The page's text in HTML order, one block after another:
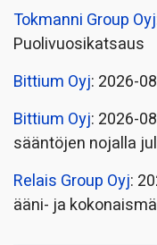
Tokmanni Group Oyj
Puolivuosikatsaus
Bittium Oyj: 2026-
Bittium Oyj: 2026-
sääntöjen nojalla
Relais Group Oyj:
ääni- ja